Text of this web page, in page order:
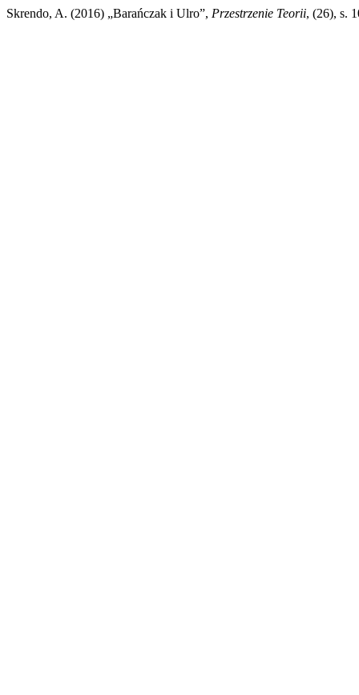
Skrendo, A. (2016) „Barańczak i Ulro”, Przestrzenie Teorii, (26), s.